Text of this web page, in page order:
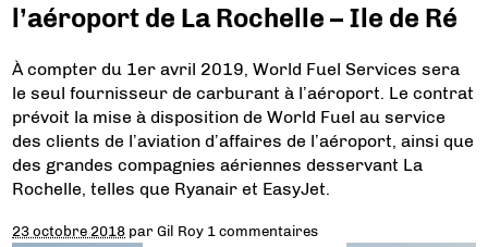
l’aéroport de La Rochelle – Ile de Ré
À compter du 1er avril 2019, World Fuel Services sera
le seul fournisseur de carburant à l’aéroport. Le contrat
prévoit la mise à disposition de World Fuel au service
des clients de l’aviation d’affaires de l’aéroport, ainsi que
des grandes compagnies aériennes desservant La
Rochelle, telles que Ryanair et EasyJet.
23 octobre 2018 parGil Roy 1 commentaires